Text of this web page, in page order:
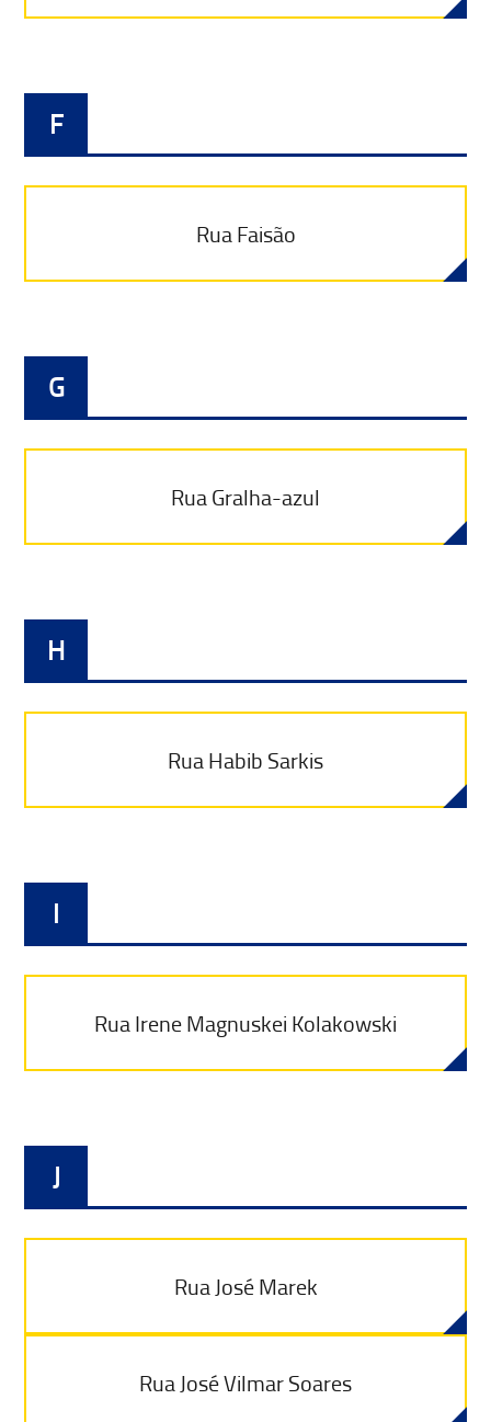
F
Rua Faisão
G
Rua Gralha-azul
H
Rua Habib Sarkis
I
Rua Irene Magnuskei Kolakowski
J
Rua José Marek
Rua José Vilmar Soares